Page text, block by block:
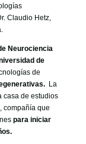
Claudio Hetz,
Neurociencia
de
de
La
casa de estudios
compañía que
para iniciar